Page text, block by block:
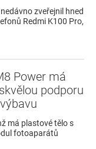
zveřejnil hned
Redmi K100 Pro,
Power má
podporu
má plastové tělo s
fotoaparátů